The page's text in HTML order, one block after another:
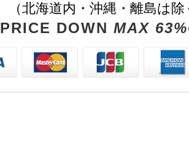
（北海道内・沖縄・離島は
PRICE DOWN MAX